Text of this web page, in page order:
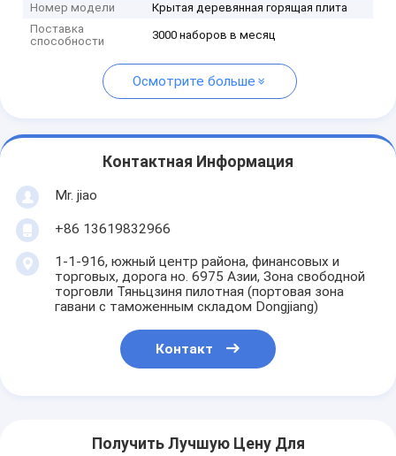
Номер модели
Крытая деревянная горящая плита
Поставка
способности
3000 наборов в месяц
Осмотрите больше
Контактная Информация
Mr. jiao
+86 13619832966
1-1-916, южный центр района, финансовых и
торговых, дорога но. 6975 Азии, Зона свободной
торговли Тяньцзиня пилотная (портовая зона
гавани с таможенным складом Dongjiang)
Контакт
Получить Лучшую Цену Для